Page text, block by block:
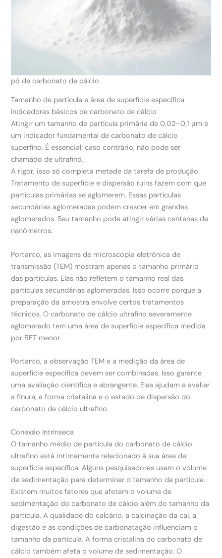
pó de carbonato de cálcio
Tamanho de partícula e área de superfície específica
Indicadores básicos de carbonato de cálcio
Atingir um tamanho de partícula primária de 0,02–0,1 μm é
um indicador fundamental de carbonato de cálcio
superfino. É essencial; caso contrário, não pode ser
chamado de ultrafino.
A rigor, isso só completa metade da tarefa de produção.
Tratamento de superfície e dispersão ruins fazem com que
partículas primárias se aglomerem. Essas partículas
secundárias aglomeradas podem crescer em grandes
aglomerados. Seu tamanho pode atingir várias centenas de
nanômetros.
Portanto, as imagens de microscopia eletrônica de
transmissão (TEM) mostram apenas o tamanho primário
das partículas. Elas não refletem o tamanho real das
partículas secundárias aglomeradas. Isso ocorre porque a
preparação da amostra envolve certos tratamentos
técnicos. O carbonato de cálcio ultrafino severamente
aglomerado tem uma área de superfície específica medida
por BET menor.
Portanto, a observação TEM e a medição da área de
superfície específica devem ser combinadas. Isso garante
uma avaliação científica e abrangente. Elas ajudam a avaliar
a finura, a forma cristalina e o estado de dispersão do
carbonato de cálcio ultrafino.
Conexão Intrínseca
O tamanho médio de partícula do carbonato de cálcio
ultrafino está intimamente relacionado à sua área de
superfície específica. Alguns pesquisadores usam o volume
de sedimentação para determinar o tamanho da partícula.
Existem muitos fatores que afetam o volume de
sedimentação do carbonato de cálcio além do tamanho da
partícula. A qualidade do calcário, a calcinação da cal, a
digestão e as condições de carbonatação influenciam o
tamanho da partícula. A forma cristalina do carbonato de
cálcio também afeta o volume de sedimentação. O